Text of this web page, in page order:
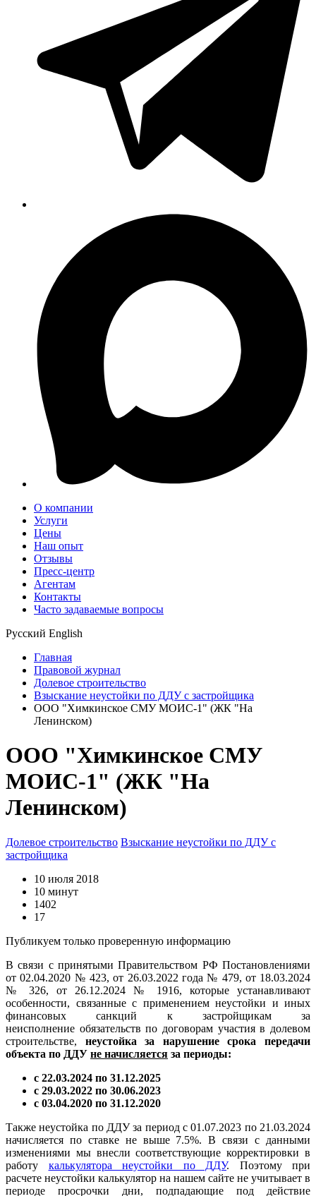
О компании
Услуги
Цены
Наш опыт
Отзывы
Пресс-центр
Агентам
Контакты
Часто задаваемые вопросы
Русский English
Главная
Правовой журнал
Долевое строительство
Взыскание неустойки по ДДУ с застройщика
ООО "Химкинское СМУ МОИС-1" (ЖК "На
Ленинском)
ООО "Химкинское СМУ
МОИС-1" (ЖК "На
Ленинском)
Долевое строительство Взыскание неустойки по ДДУ с
застройщика
10 июля 2018
10 минут
1402
17
Публикуем только проверенную информацию
В связи с принятыми Правительством РФ Постановлениями
от 02.04.2020 № 423, от 26.03.2022 года № 479, от 18.03.2024
№ 326, от 26.12.2024 № 1916, которые устанавливают
особенности, связанные с применением неустойки и иных
финансовых санкций к застройщикам за
неисполнение обязательств по договорам участия в долевом
строительстве, неустойка за нарушение срока передачи
объекта по ДДУ не начисляется за периоды:
с 22.03.2024 по 31.12.2025
с 29.03.2022 по 30.06.2023
с 03.04.2020 по 31.12.2020
Также неустойка по ДДУ за период с 01.07.2023 по 21.03.2024
начисляется по ставке не выше 7.5%. В связи с данными
изменениями мы внесли соответствующие корректировки в
работу калькулятора неустойки по ДДУ. Поэтому при
расчете неустойки калькулятор на нашем сайте не учитывает в
периоде просрочки дни, подпадающие под действие